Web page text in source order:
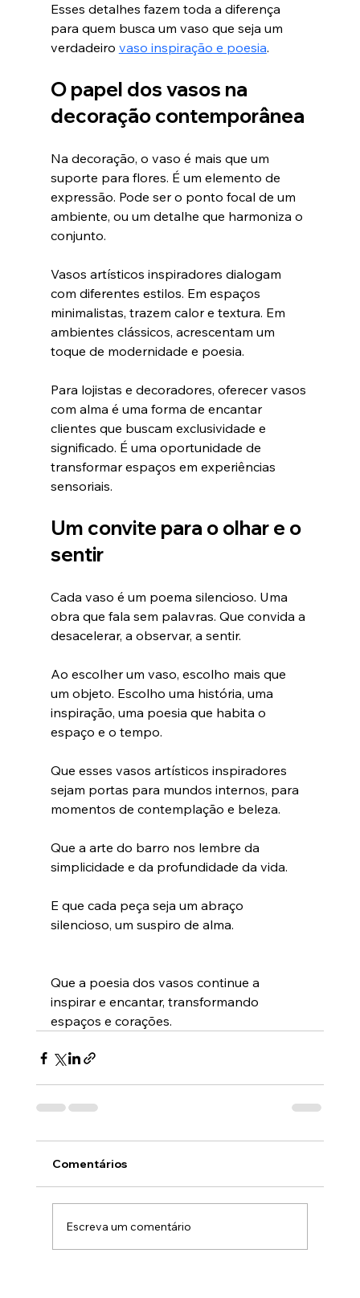
Esses detalhes fazem toda a diferença
para quem busca um vaso que seja um
verdadeiro vaso inspiração e poesia.
O papel dos vasos na
decoração contemporânea
Na decoração, o vaso é mais que um
suporte para flores. É um elemento de
expressão. Pode ser o ponto focal de um
ambiente, ou um detalhe que harmoniza o
conjunto.
Vasos artísticos inspiradores dialogam
com diferentes estilos. Em espaços
minimalistas, trazem calor e textura. Em
ambientes clássicos, acrescentam um
toque de modernidade e poesia.
Para lojistas e decoradores, oferecer vasos
com alma é uma forma de encantar
clientes que buscam exclusividade e
significado. É uma oportunidade de
transformar espaços em experiências
sensoriais.
Um convite para o olhar e o
sentir
Cada vaso é um poema silencioso. Uma
obra que fala sem palavras. Que convida a
desacelerar, a observar, a sentir.
Ao escolher um vaso, escolho mais que
um objeto. Escolho uma história, uma
inspiração, uma poesia que habita o
espaço e o tempo.
Que esses vasos artísticos inspiradores
sejam portas para mundos internos, para
momentos de contemplação e beleza.
Que a arte do barro nos lembre da
simplicidade e da profundidade da vida.
E que cada peça seja um abraço
silencioso, um suspiro de alma.
Que a poesia dos vasos continue a
inspirar e encantar, transformando
espaços e corações.
Comentários
Escreva um comentário